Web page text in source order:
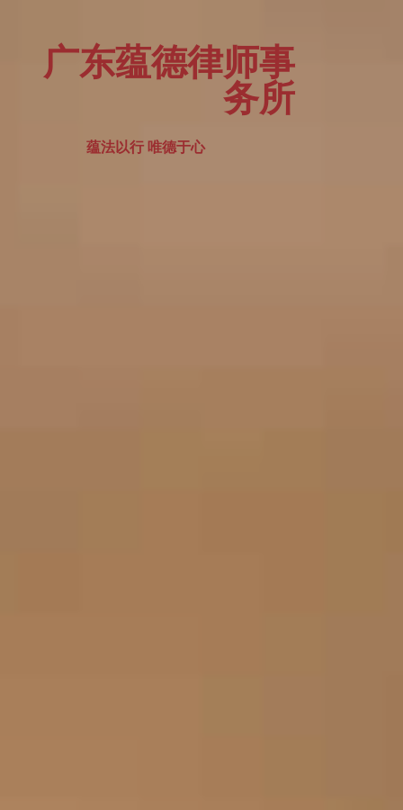
广东蕴德律师事
务所
蕴法以行 唯德于心